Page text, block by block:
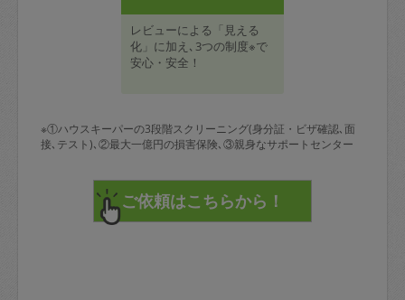
レビューによる「見える
化」に加え､3つの制度※で
安心・安全！
※①ハウスキーパーの3段階スクリーニング(身分証・ビザ確認､面
接､テスト)､②最大一億円の損害保険､③親身なサポートセンター